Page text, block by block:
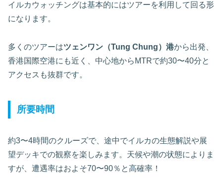
イルカウォッチングは基本的にはツアーを利用して回る形
になります。
多くのツアーはツェンワン（Tung Chung）港から出発、
香港国際空港にも近く、中心地からMTRで約30〜40分と
アクセスも抜群です。
所要時間
約3〜4時間のクルーズで、途中でイルカの生態解説や展
望デッキでの観察を楽しみます。天候や潮の状態によりま
すが、遭遇率はおよそ70〜90％と高確率！